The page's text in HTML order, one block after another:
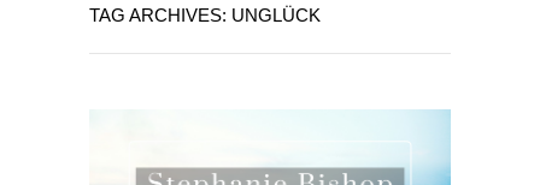
TAG ARCHIVES: UNGLÜCK